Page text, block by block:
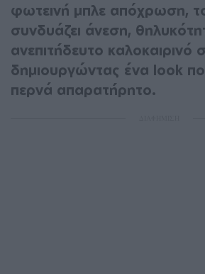
φωτεινή μπλε απόχρωση,
συνδυάζει άνεση,
ανεπιτήδευτο καλοκαιρινό
δημιουργώντας ένα look
περνά απαρατήρητο.